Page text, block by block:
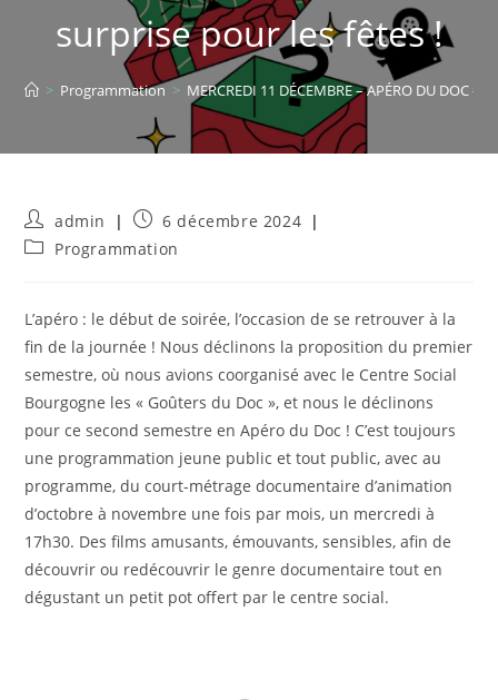
surprise pour les fêtes !
> Programmation > MERCREDI 11 DÉCEMBRE – APÉRO DU DOC
Auteur/autrice
de
la
admin
Publication
publiée :
6 décembre 2024
PostProgrammation
L’apéro : le début de soirée, l’occasion de se retrouver à la
fin de la journée ! Nous déclinons la proposition du premier
semestre, où nous avions coorganisé avec le Centre Social
Bourgogne les « Goûters du Doc », et nous le déclinons
pour ce second semestre en Apéro du Doc ! C’est toujours
une programmation jeune public et tout public, avec au
programme, du court-métrage documentaire d’animation
d’octobre à novembre une fois par mois, un mercredi à
17h30. Des films amusants, émouvants, sensibles, afin de
découvrir ou redécouvrir le genre documentaire tout en
dégustant un petit pot offert par le centre social.